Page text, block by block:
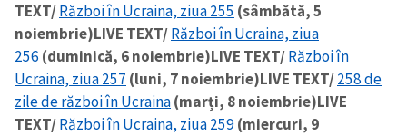
TEXT/Război în Ucraina, ziua 255 (sâmbătă, 5
noiembrie)LIVE TEXT/Război în Ucraina, ziua
256 (duminică, 6 noiembrie)LIVE TEXT/Război în
Ucraina, ziua 257 (luni, 7 noiembrie)LIVE TEXT/258 de
zile de război în Ucraina(marți, 8 noiembrie)LIVE
TEXT/Război în Ucraina, ziua 259(miercuri, 9